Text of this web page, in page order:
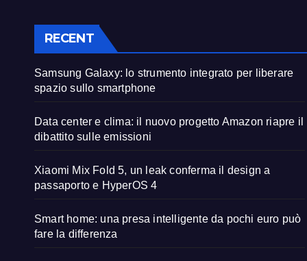
RECENT
Samsung Galaxy: lo strumento integrato per liberare
spazio sullo smartphone
Data center e clima: il nuovo progetto Amazon riapre il
dibattito sulle emissioni
Xiaomi Mix Fold 5, un leak conferma il design a
passaporto e HyperOS 4
Smart home: una presa intelligente da pochi euro può
fare la differenza